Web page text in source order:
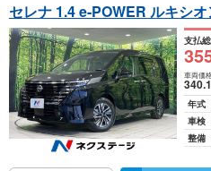
セレナ 1.4 e-POWER ルキシ
支払
車両価
340.1
年式
車検
整備